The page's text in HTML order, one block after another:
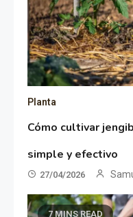
Planta
Cómo cultivar
simple y efectivo
27/04/2026
7 MINS READ